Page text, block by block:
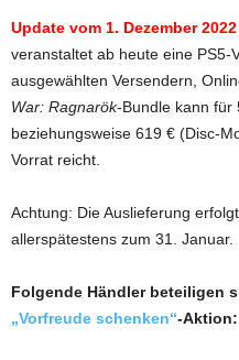
Update vom 1. Dezember
veranstaltet ab heute eine PS5-
ausgewählten Versendern,
War: Ragnarök-Bundle kann für
beziehungsweise 619 € (Disc-
Vorrat reicht.
Achtung: Die Auslieferung
allerspätestens zum 31. Januar.
Folgende Händler beteiligen
„Vorfreude schenken“-Aktion: